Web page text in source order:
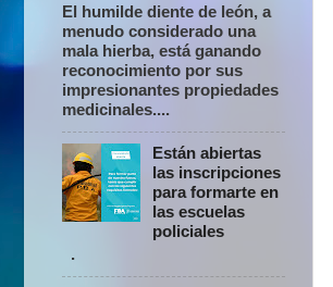
El humilde diente de león, a
menudo considerado una
mala hierba, está ganando
reconocimiento por sus
impresionantes propiedades
medicinales....
Están abiertas
las inscripciones
para formarte en
las escuelas
policiales
.